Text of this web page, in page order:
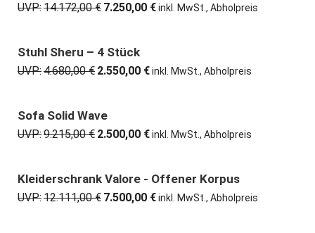
UVP:14.172,00€ Ursprünglicher
14.172,00 €
7.250,00 €Aktueller
inkl. MwSt., Abholpreis
46% günstiger
Stuhl Sheru – 4 Stück
UVP:4.680,00€ Ursprünglicher
4.680,00 €
2.550,00 €Aktueller
inkl. MwSt., Abholpreis
73% günstiger
Sofa Solid Wave
UVP:9.215,00€ Ursprünglicher
9.215,00 €
2.500,00 €Aktueller
2.500,00 €.
inkl. MwSt., Abholpreis
38% günstiger
Kleiderschrank Valore - Offener Korpus
UVP:12.111,00€ Ursprünglicher
7.500,00 €Aktueller
inkl. MwSt., Abholpreis